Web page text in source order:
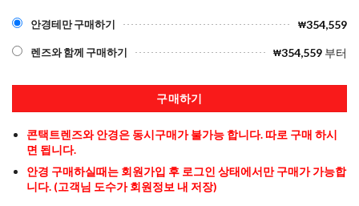
안경테만 구매하기 ₩354,559
렌즈와 함께 구매하기 ₩354,559 부터
구매하기
콘택트렌즈와 안경은 동시구매가 불가능 합니다. 따로 구매 하시
면 됩니다.
안경 구매하실때는 회원가입 후 로그인 상태에서만 구매가 가능합
니다. (고객님 도수가 회원정보 내 저장)